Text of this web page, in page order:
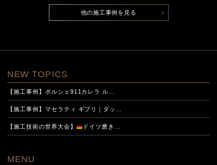
他の施工事例を見る
NEW TOPICS
【施工事例】ポルシェ911カレラ ル…
【施工事例】マセラティ ギブリ｜ダッ…
【施工技術の世界大会】 ドイツ磨き…
MENU